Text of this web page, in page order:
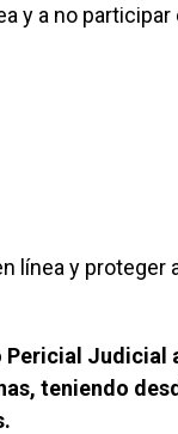
y a no participar
línea y proteger
Pericial Judicial
teniendo